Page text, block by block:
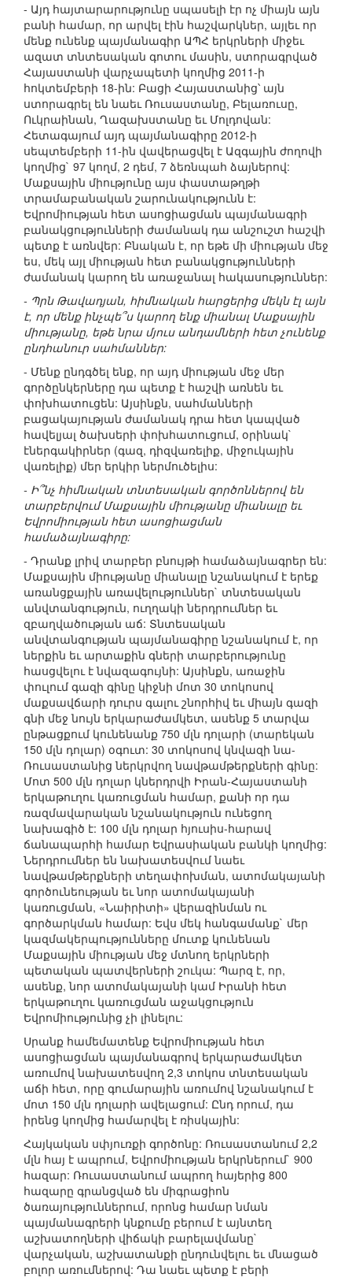
- Այդ հայտարարությունը սպասելի էր ոչ միայն այն
բանի համար, որ արվել էին հաշվարկներ, այլեւ որ
մենք ունենք պայմանագիր ԱՊՀ երկրների միջեւ
ազատ տնտեսական գոտու մասին, ստորագրված
Հայաստանի վարչապետի կողմից 2011-ի
հոկտեմբերի 18-ին: Բացի Հայաստանից՝ այն
ստորագրել են նաեւ Ռուսաստանը, Բելառուսը,
Ուկրաինան, Ղազախստանը եւ Մոլդովան:
Հետագայում այդ պայմանագիրը 2012-ի
սեպտեմբերի 11-ին վավերացվել է Ազգային ժողովի
կողմից` 97 կողմ, 2 դեմ, 7 ձեռնպահ ձայներով:
Մաքսային միությունը այս փաստաթղթի
տրամաբանական շարունակությունն է:
Եվրոմիության հետ ասոցիացման պայմանագրի
բանակցությունների ժամանակ դա անշուշտ հաշվի
պետք է առնվեր: Բնական է, որ եթե մի միության մեջ
ես, մեկ այլ միության հետ բանակցությունների
ժամանակ կարող են առաջանալ հակասություններ:
- Պրն Թավադյան, հիմնական հարցերից մեկն էլ այն
է, որ մենք ինչպե՞ս կարող ենք միանալ Մաքսային
միությանը, եթե նրա մյուս անդամների հետ չունենք
ընդհանուր սահմաններ:
- Մենք ընդգծել ենք, որ այդ միության մեջ մեր
գործընկերները դա պետք է հաշվի առնեն եւ
փոխհատուցեն: Այսինքն, սահմանների
բացակայության ժամանակ դրա հետ կապված
հավելյալ ծախսերի փոխհատուցում, օրինակ`
էներգակիրներ (գազ, դիզվառելիք, միջուկային
վառելիք) մեր երկիր ներմուծելիս:
- Ի՞նչ հիմնական տնտեսական գործոններով են
տարբերվում Մաքսային միությանը միանալը եւ
Եվրոմիության հետ ասոցիացման
համաձայնագիրը:
- Դրանք լրիվ տարբեր բնույթի համաձայնագրեր են:
Մաքսային միությանը միանալը նշանակում է երեք
առանցքային առավելություններ` տնտեսական
անվտանգություն, ուղղակի ներդրումներ եւ
զբաղվածության աճ: Տնտեսական
անվտանգության պայմանագիրը նշանակում է, որ
ներքին եւ արտաքին գների տարբերությունը
հասցվելու է նվազագույնի: Այսինքն, առաջին
փուլում գազի գինը կիջնի մոտ 30 տոկոսով
մաքսավճարի դուրս գալու շնորհիվ եւ միայն գազի
գնի մեջ նույն երկարաժամկետ, ասենք 5 տարվա
ընթացքում կունենանք 750 մլն դոլարի (տարեկան
150 մլն դոլար) օգուտ: 30 տոկոսով կնվազի նա-
Ռուսաստանից ներկրվող նավթամթերքների գինը:
Մոտ 500 մլն դոլար կներդրվի Իրան-Հայաստանի
երկաթուղու կառուցման համար, քանի որ դա
ռազմավարական նշանակություն ունեցող
նախագիծ է: 100 մլն դոլար հյուսիս-հարավ
ճանապարհի համար Եվրասիական բանկի կողմից:
Ներդրումներ են նախատեսվում նաեւ
նավթամթերքների տեղափոխման, ատոմակայանի
գործունեության եւ նոր ատոմակայանի
կառուցման, «Նաիրիտի» վերազինման ու
գործարկման համար: Եվս մեկ հանգամանք` մեր
կազմակերպությունները մուտք կունենան
Մաքսային միության մեջ մտնող երկրների
պետական պատվերների շուկա: Պարզ է, որ,
ասենք, նոր ատոմակայանի կամ Իրանի հետ
երկաթուղու կառուցման աջակցություն
Եվրոմիությունից չի լինելու:
Սրանք համեմատենք Եվրոմիության հետ
ասոցիացման պայմանագրով երկարաժամկետ
առումով նախատեսվող 2,3 տոկոս տնտեսական
աճի հետ, որը գումարային առումով նշանակում է
մոտ 150 մլն դոլարի ավելացում: Ընդ որում, դա
իրենց կողմից համարվել է ռիսկային:
Հայկական սփյուռքի գործոնը: Ռուսաստանում 2,2
մլն հայ է ապրում, Եվրոմիության երկրներում` 900
հազար: Ռուսաստանում ապրող հայերից 800
հազարը գրանցված են միգրացիոն
ծառայություններում, որոնց համար նման
պայմանագրերի կնքումը բերում է այնտեղ
աշխատողների վիճակի բարելավմանը`
վարչական, աշխատանքի ընդունվելու եւ մնացած
բոլոր առումներով: Դա նաեւ պետք է բերի